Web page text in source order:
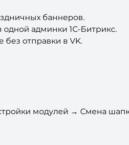
баннеров.
админки 1С-Битрикс.
отправки в VK.
модулей → Смена